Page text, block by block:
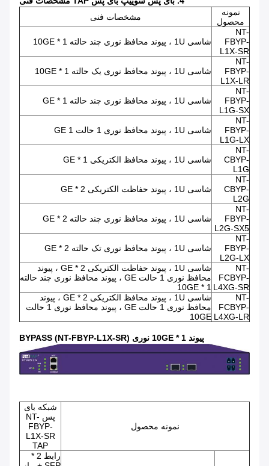
نمونه
محصول
مشخصات فنی
NT-
FBYP-
L1X-SR
شاسی 1U ، پیوند محافظ نوری چند حالته 1 * 10GE
NT-
FBYP-
L1X-LR
شاسی 1U ، پیوند محافظ نوری یک حالته 1 * 10GE
NT-
FBYP-
L1G-SX
شاسی 1U ، پیوند محافظ نوری چند حالته 1 * GE
NT-
FBYP-
L1G-LX
شاسی 1U ، پیوند محافظ نوری 1 حالت GE 1
NT-
CBYP-
L1G
شاسی 1U ، پیوند محافظ الکتریکی 1 * GE
NT-
CBYP-
L2G
شاسی 1U ، پیوند حفاظت الکتریکی 2 * GE
NT-
FBYP-
L2G-SX5
شاسی 1U ، پیوند محافظ نوری چند حالته 2 * GE
NT-
FBYP-
L2G-LX
شاسی 1U ، پیوند محافظ نوری تک حالته 2 * GE
NT-
FCBYP-
L4XG-SR
شاسی 1U ، پیوند حفاظت الکتریکی 2 * GE ، پیوند
محافظ نوری 1 حالت GE ، پیوند محافظ نوری چند حالته
1 * 10GE
NT-
FCBYP-
L4XG-LR
شاسی 1U ، پیوند محافظ الکتریکی 2 * GE ، پیوند
محافظ نوری 1 حالت GE ، پیوند محافظ نوری 1 حالت
10GE
پیوند 1 * 10GE نوری BYPASS (NT-FBYP-L1X-SR)
نمونه محصول
شبکه بای
پس NT-
FBYP-
L1X-SR
TAP
رابط 2 *